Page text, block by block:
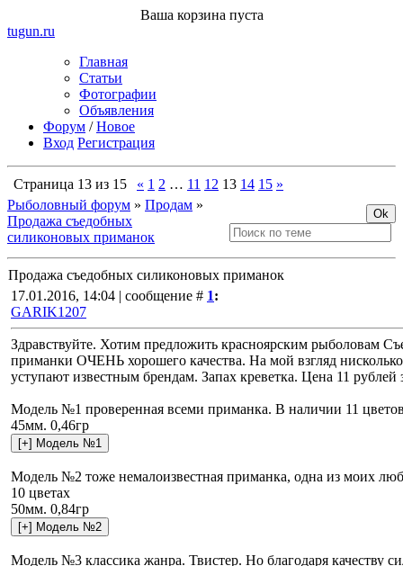
Ваша корзина пуста
tugun.ru
Главная
Статьи
Фотографии
Объявления
Форум /Новое
Вход Регистрация
Страница 13 из 15 « 1 2 … 11 12 13 14 15 »
Рыболовный форум » Продам »
Продажа съедобных
силиконовых приманок
Продажа съедобных силиконовых приманок
17.01.2016, 14:04 | сообщение # 1:
GARIK1207
Здравствуйте. Хотим предложить красноярским рыболовам
приманки ОЧЕНЬ хорошего качества. На мой взгляд
уступают известным брендам. Запах креветка. Цена 11 рублей
Модель №1 проверенная всеми приманка. В наличии 11
45мм. 0,46гр
Модель №2 тоже немалоизвестная приманка, одна из моих
10 цветах
50мм. 0,84гр
Модель №3 классика жанра. Твистер. Но благодаря качеству